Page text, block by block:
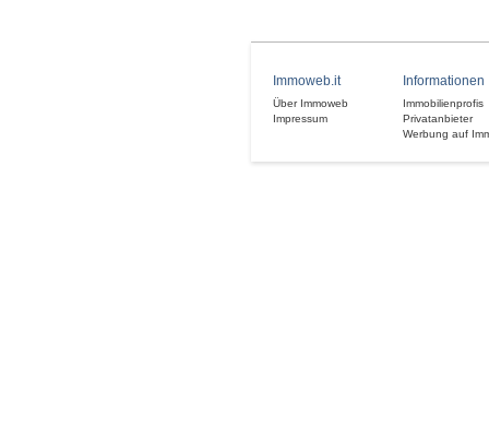
Immoweb.it
Über Immoweb
Impressum
Informationen
Immobilienprofis
Privatanbieter
Werbung auf